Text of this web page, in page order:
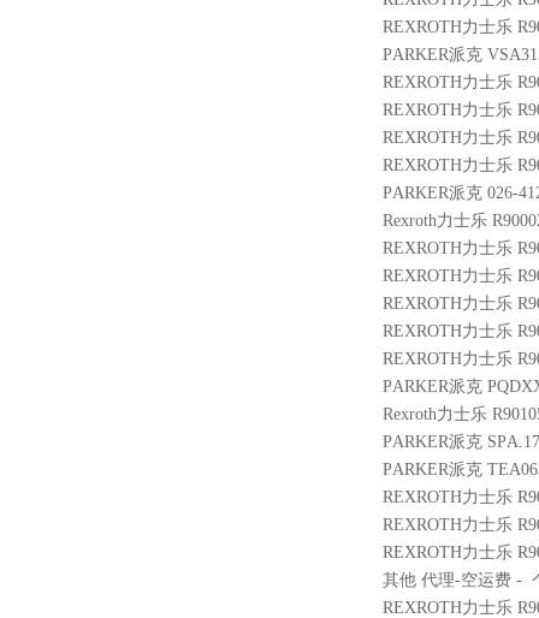
REXROTH力士乐
PARKER派克
REXROTH力士乐
REXROTH力士乐
REXROTH力士乐
REXROTH力士乐
PARKER派克 026-
Rexroth力士乐
REXROTH力士乐
REXROTH力士乐
REXROTH力士乐
REXROTH力士乐
REXROTH力士乐
PARKER派克
Rexroth力士乐
PARKER派克
PARKER派克
REXROTH力士乐
REXROTH力士乐
REXROTH力士乐
其他 代理-空运费 -
REXROTH力士乐